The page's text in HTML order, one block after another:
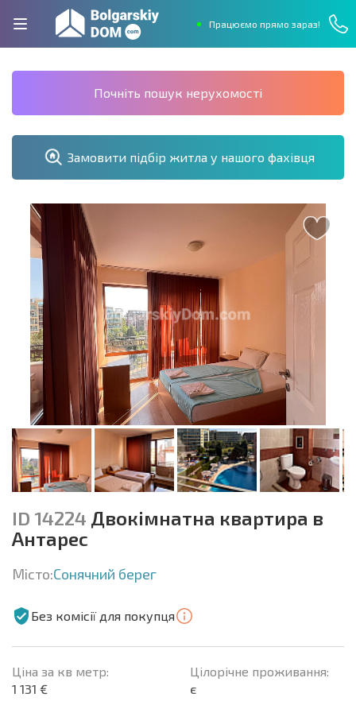
Працюємо прямо зараз!
Почніть пошук нерухомості
Замовити підбір житла у нашого фахівця
ID 14224 Двокімнатна квартира в
Антарес
Місто:Сонячний берег
Без комісії для покупця
Ціна за кв метр:
1 131 €
Цілорічне проживання:
є